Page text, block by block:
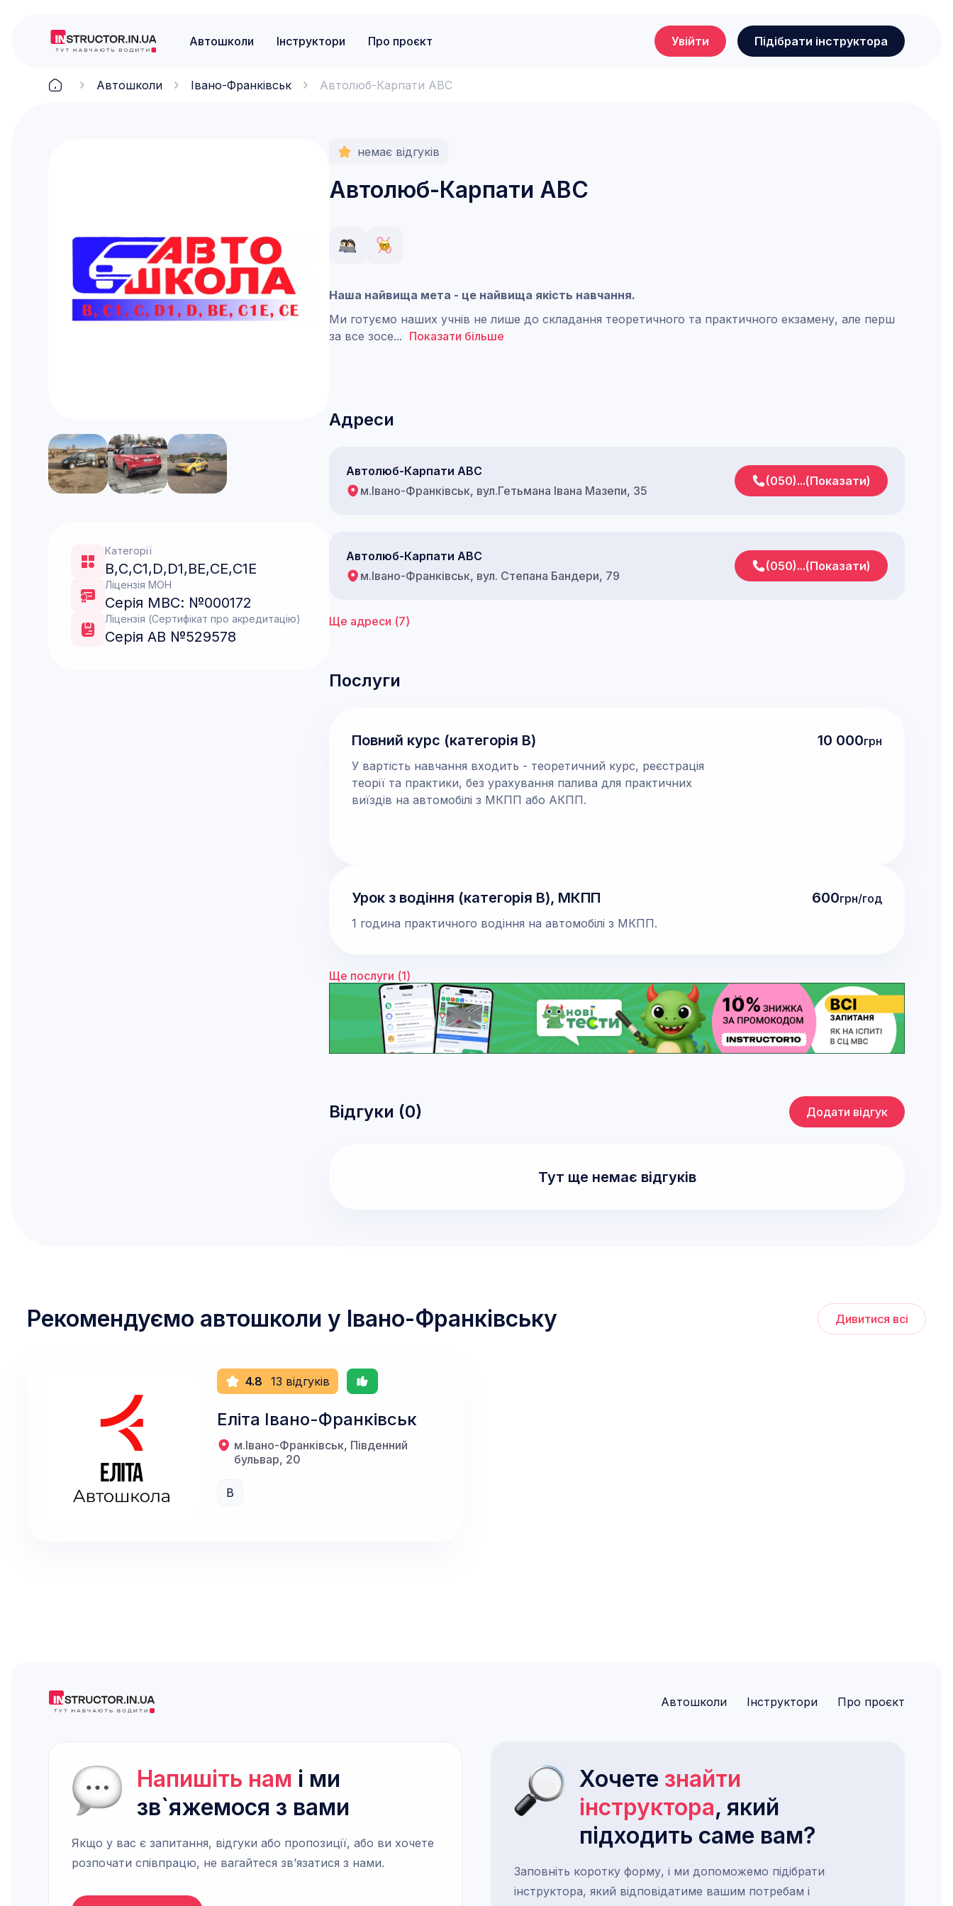
Автошколи Інструктори Про проєкт Увійти Підібрати інструктора
Автошколи Івано-Франківськ Автолюб-Карпати АВС
Категорії
B,C,C1,D,D1,ВЕ,CE,С1Е
Ліцензія МОН
Серія МВС: №000172
Ліцензія (Сертифікат про акредитацію)
Серія АВ №529578
немає відгуків
Автолюб-Карпати АВС
Наша найвища мета - це найвища якість навчання.
Ми готуємо наших учнів не лише до складання теоретичного та практичного екзамену, але перш
за все зосе... Показати більше
Адреси
Автолюб-Карпати АВС
м.Івано-Франківськ, вул.Гетьмана Івана Мазепи, 35
(050)...(Показати)
Автолюб-Карпати АВС
м.Івано-Франківськ, вул. Степана Бандери, 79
(050)...(Показати)
Ще адреси (7)
Послуги
Повний курс (категорія В)
У вартість навчання входить - теоретичний курс, реєстрація
теорії та практики, без урахування палива для практичних
виїздів на автомобілі з МКПП або АКПП.
10 000грн
Урок з водіння (категорія В), МКПП
1 година практичного водіння на автомобілі з МКПП.
600грн/год
Ще послуги (1)
Відгуки (0) Додати відгук
Тут ще немає відгуків
Рекомендуємо автошколи у Івано-Франківську Дивитися всі
4.8 13 відгуків
Еліта Івано-Франківськ
м.Івано-Франківськ, Південний
бульвар, 20
B
Автошколи Інструктори Про проєкт
Напишіть нам і ми
зв`яжемося з вами
Якщо у вас є запитання, відгуки або пропозиції, або ви хочете
розпочати співпрацю, не вагайтеся зв’язатися з нами.
Хочете знайти
інструктора, який
підходить саме вам?
Заповніть коротку форму, і ми допоможемо підібрати
інструктора, який відповідатиме вашим потребам і